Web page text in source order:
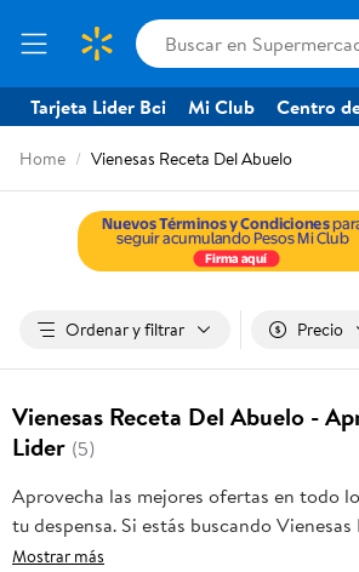
Tarjeta Lider Bci Mi Club Centro
Home Vienesas Receta Del Abuelo
Ordenar y filtrar Precio
Vienesas Receta Del Abuelo -
Lider (5)
Aprovecha las mejores ofertas en todo
tu despensa. Si estás buscando
frutas frescas, carnes, pan o productos
Mostrar más